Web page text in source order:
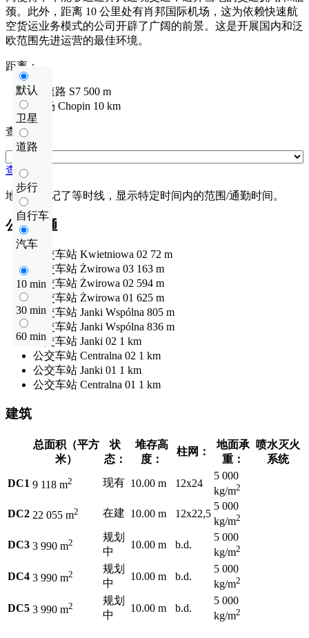
颈。此外，距离 10 公里处有肖邦国际机场，这为依赖快速航
空货运业务模式的公司开辟了广阔的前景。这是开展国内和泛
欧范围先进运营的最佳环境。
默认
卫星
道路
步行
自行车
汽车
10 min
30 min
60 min
距离：
快速路 S7 500 m
机场 Chopin 10 km
查看距离
查看距离
地图上标记了等时线，显示特定时间内的范围/通勤时间。
公共交通
公交车站 Kwietniowa 02 72 m
公交车站 Żwirowa 03 163 m
公交车站 Żwirowa 02 594 m
公交车站 Żwirowa 01 625 m
公交车站 Janki Wspólna 805 m
公交车站 Janki Wspólna 836 m
公交车站 Janki 02 1 km
公交车站 Centralna 02 1 km
公交车站 Janki 01 1 km
公交车站 Centralna 01 1 km
建筑
总面积（平方
米）
状
态：
堆存高
度：
柱网：
地面承
重：
喷水灭火
系统
DC1 9 118 m2 现有 10.00 m 12x24
5 000
kg/m2
DC2 22 055 m2 在建 10.00 m 12x22,5
5 000
kg/m2
DC3 3 990 m2
规划
中
10.00 m b.d.
5 000
kg/m2
DC4 3 990 m2
规划
中
10.00 m b.d.
5 000
kg/m2
DC5 3 990 m2
规划
中
10.00 m b.d.
5 000
kg/m2